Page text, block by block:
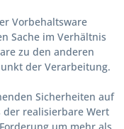
Vorbehaltsware
Sache im Verhältnis
zu den anderen
der Verarbeitung.
Sicherheiten auf
der realisierbare Wert